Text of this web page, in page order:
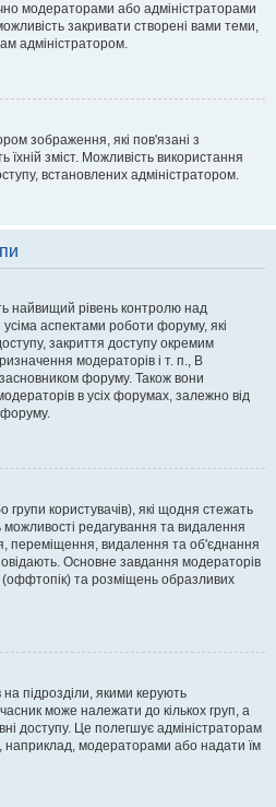
модераторами або адміністраторами
закривати створені вами теми,
адміністратором.
зображення, які пов'язані з
зміст. Можливість використання
встановлених адміністратором.
найвищий рівень контролю над
аспектами роботи форуму, які
закриття доступу окремим
модераторів і т. п., В
форуму. Також вони
в усіх форумах, залежно від
групи користувачів), які щодня стежать
редагування та видалення
переміщення, видалення та об'єднання
Основне завдання модераторів
(оффтопік) та розміщень образливих
на підрозділи, якими керують
може належати до кількох груп, а
доступу. Це полегшує адміністраторам
наприклад, модераторами або надати їм